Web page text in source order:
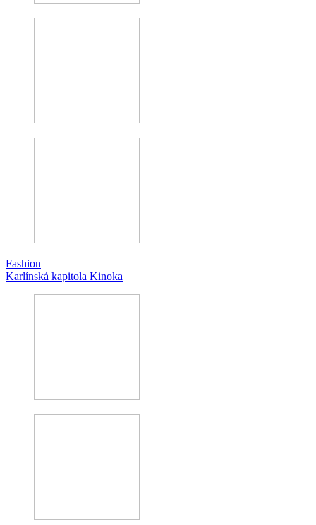
Fashion
Karlínská kapitola Kinoka